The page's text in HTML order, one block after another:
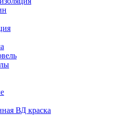
ВД краска